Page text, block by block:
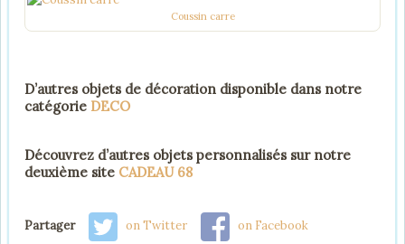
Coussin carre
D’autres objets de décoration disponible dans notre
catégorie DECO
Découvrez d’autres objets personnalisés sur notre
deuxième site CADEAU 68
Partager on Twitter on Facebook